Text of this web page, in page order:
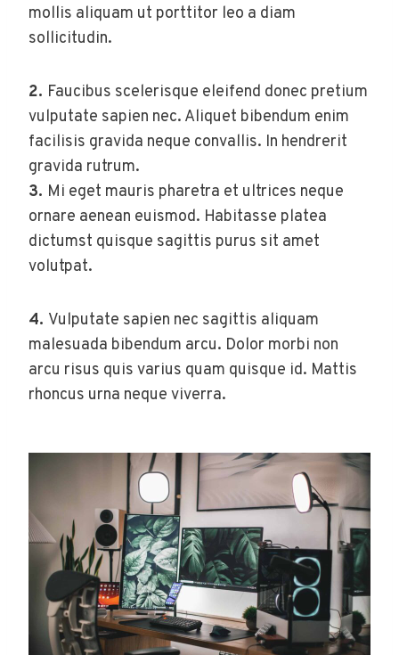
mollis aliquam ut porttitor leo a diam
sollicitudin.
2. Faucibus scelerisque eleifend donec pretium
vulputate sapien nec. Aliquet bibendum enim
facilisis gravida neque convallis. In hendrerit
gravida rutrum.
3. Mi eget mauris pharetra et ultrices neque
ornare aenean euismod. Habitasse platea
dictumst quisque sagittis purus sit amet
volutpat.
4. Vulputate sapien nec sagittis aliquam
malesuada bibendum arcu. Dolor morbi non
arcu risus quis varius quam quisque id. Mattis
rhoncus urna neque viverra.